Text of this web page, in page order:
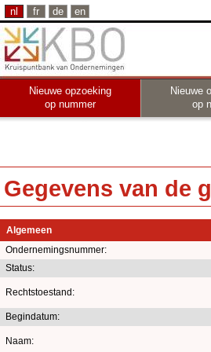
nl fr de en
Nieuwe opzoeking
op nummer
Nieuwe
op
Gegevens van de
Algemeen
Ondernemingsnummer:
Status:
Rechtstoestand:
Begindatum:
Naam: